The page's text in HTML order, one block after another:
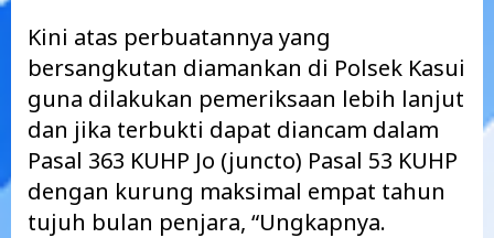
Kini atas perbuatannya yang
bersangkutan diamankan di Polsek Kasui
guna dilakukan pemeriksaan lebih lanjut
dan jika terbukti dapat diancam dalam
Pasal 363 KUHP Jo (juncto) Pasal 53 KUHP
dengan kurung maksimal empat tahun
tujuh bulan penjara, “Ungkapnya.